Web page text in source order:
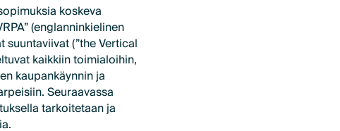
koskeva
(englanninkielinen
suuntaviivat (”the Vertical
kaikkiin toimialoihin,
kaupankäynnin ja
Seuraavassa
tarkoitetaan ja